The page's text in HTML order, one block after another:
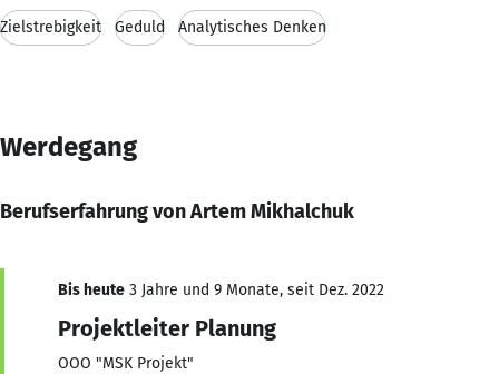
Zielstrebigkeit Geduld Analytisches Denken
Werdegang
Berufserfahrung von Artem Mikhalchuk
Bis heute 3 Jahre und 9 Monate, seit Dez. 2022
Projektleiter Planung
OOO "MSK Projekt"